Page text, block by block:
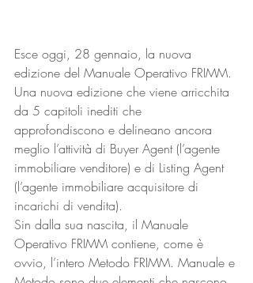
Esce oggi, 28 gennaio, la nuova
edizione del Manuale Operativo FRIMM.
Una nuova edizione che viene arricchita
da 5 capitoli inediti che
approfondiscono e delineano ancora
meglio l’attività di Buyer Agent (l’agente
immobiliare venditore) e di Listing Agent
(l’agente immobiliare acquisitore di
incarichi di vendita).
Sin dalla sua nascita, il Manuale
Operativo FRIMM contiene, come è
ovvio, l’intero Metodo FRIMM. Manuale e